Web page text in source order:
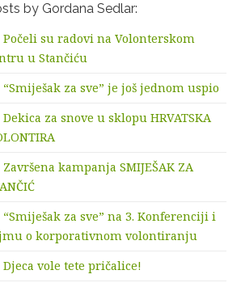
by Gordana Sedlar:
Počeli su radovi na Volonterskom
u Stančiću
“Smiješak za sve” je još jednom uspio
Dekica za snove u sklopu HRVATSKA
Završena kampanja SMIJEŠAK ZA
“Smiješak za sve” na 3. Konferenciji i
o korporativnom volontiranju
Djeca vole tete pričalice!